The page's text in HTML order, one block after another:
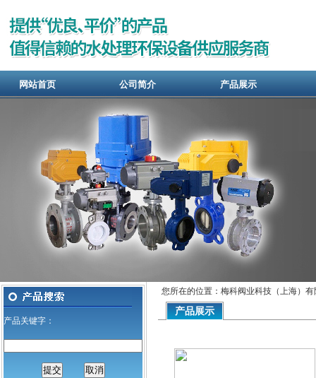
网站首页 公司简介 产品展示
产品关键字：
您所在的位置：梅科阀业科技（上海）
产品展示